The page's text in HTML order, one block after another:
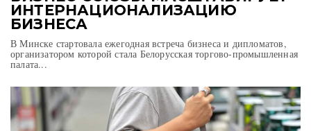
ИНТЕРНАЦИОНАЛИЗАЦИЮ
БИЗНЕСА
В Минске стартовала ежегодная встреча бизнеса и дипломатов,
организатором которой стала Белорусская торгово-промышленная
палата...